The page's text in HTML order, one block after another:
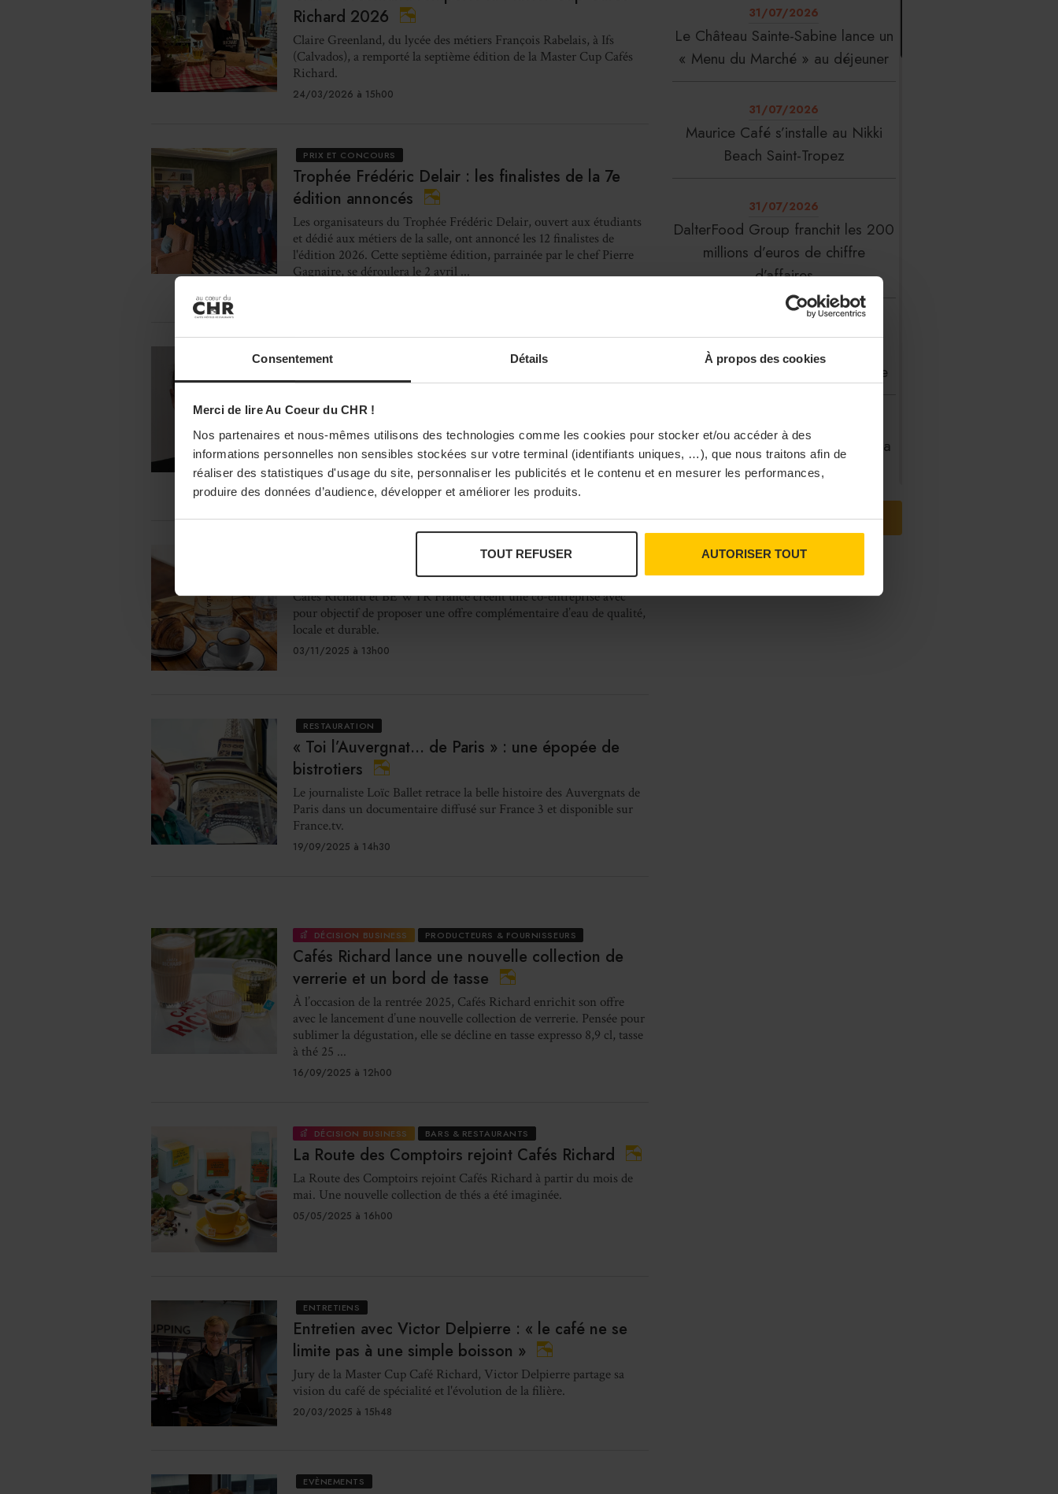
Consentement Détails À propos des cookies
Merci de lire Au Coeur du CHR !
Nos partenaires et nous-mêmes utilisons des technologies comme les cookies pour stocker et/ou accéder à des
informations personnelles non sensibles stockées sur votre terminal (identifiants uniques, …), que nous traitons afin de
réaliser des statistiques d'usage du site, personnaliser les publicités et le contenu et en mesurer les performances,
produire des données d’audience, développer et améliorer les produits.
TOUT REFUSER AUTORISER TOUT
Richard 2026
Claire Greenland, du lycée des métiers François Rabelais, à Ifs
(Calvados), a remporté la septième édition de la Master Cup Cafés
Richard.
24/03/2026 à 15h00
PRIX ET CONCOURS
Trophée Frédéric Delair : les finalistes de la 7e
édition annoncés
Les organisateurs du Trophée Frédéric Delair, ouvert aux étudiants
et dédié aux métiers de la salle, ont annoncé les 12 finalistes de
l'édition 2026. Cette septième édition, parrainée par le chef Pierre
Gagnaire, se déroulera le 2 avril ...
PRODUCTEURS & FOURNISSEURS
Cafés Richard : « Notre valeur ajoutée, c’est un
Entreprise familiale de référence dans l’univers du café, Cafés
Richard allie héritage et innovation. Entre nouveaux produits
gourmands, démarche RSE ambitieuse et vision à long terme, Cécile
Cres Brun, directrice marketing, revient sur les ...
06/11/2025 à 14h30
DISTRIBUTEURS & FOURNISSEURS
Cafés Richard et BE WTR s’associent
Cafés Richard et BE WTR France créent une co-entreprise avec
pour objectif de proposer une offre complémentaire d’eau de qualité,
locale et durable.
03/11/2025 à 13h00
RESTAURATION
« Toi l’Auvergnat… de Paris » : une épopée de
bistrotiers
Le journaliste Loïc Ballet retrace la belle histoire des Auvergnats de
Paris dans un documentaire diffusé sur France 3 et disponible sur
France.tv.
19/09/2025 à 14h30
DÉCISION BUSINESS PRODUCTEURS & FOURNISSEURS
Cafés Richard lance une nouvelle collection de
verrerie et un bord de tasse
À l’occasion de la rentrée 2025, Cafés Richard enrichit son offre
avec le lancement d’une nouvelle collection de verrerie. Pensée pour
sublimer la dégustation, elle se décline en tasse expresso 8,9 cl, tasse
à thé 25 ...
16/09/2025 à 12h00
DÉCISION BUSINESS BARS & RESTAURANTS
La Route des Comptoirs rejoint Cafés Richard
La Route des Comptoirs rejoint Cafés Richard à partir du mois de
mai. Une nouvelle collection de thés a été imaginée.
05/05/2025 à 16h00
ENTRETIENS
Entretien avec Victor Delpierre : « le café ne se
limite pas à une simple boisson »
Jury de la Master Cup Café Richard, Victor Delpierre partage sa
vision du café de spécialité et l'évolution de la filière.
20/03/2025 à 15h48
EVÈNEMENTS
31/07/2026
Le Château Sainte-Sabine lance un
« Menu du Marché » au déjeuner
31/07/2026
Maurice Café s’installe au Nikki
Beach Saint-Tropez
31/07/2026
DalterFood Group franchit les 200
millions d’euros de chiffre
d’affaires
La Liste : La Réserve Paris de
nouveau meilleur hôtel du monde
À Paris, le Doobie’s renaît sous la
forme d’une maison de
VOIR TOUTES LES ACTUS